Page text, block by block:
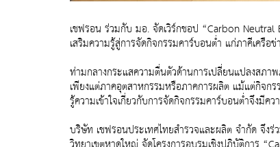
เชฟรอน ร่วมกับ มอ. จัดเวิร์กชอป “Carbon Neutral
เสริมความรู้สู่การจัดกิจกรรมคาร์บอนต่ำ แก่ภาคีเครือ
ท่ามกลางกระแสความตื่นตัวด้านการเปลี่ยนแปลงสภ
เพียงแต่ภาคอุตสาหกรรมหรือภาคการผลิต แม้แต่กิจก
รู้ความเข้าใจเกี่ยวกับการจัดกิจกรรมคาร์บอนต่ำจึงมี
บริษัท เชฟรอนประเทศไทยสำรวจและผลิต จำกัด จึง